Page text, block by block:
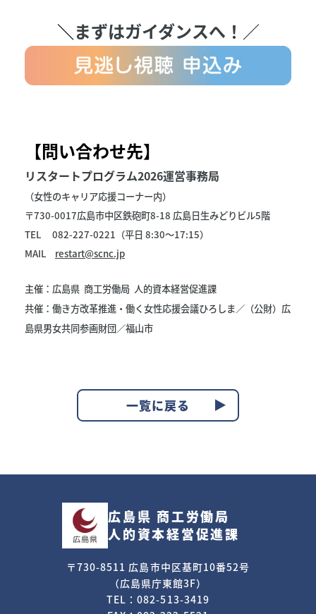
＼ まずはガイダンスへ！／
【問い合わせ先】
リスタートプログラム2026運営事務局
（女性のキャリア応援コーナー内）
〒730-0017広島市中区鉄砲町8-18 広島日生みどりビル5階
TEL 082-227-0221（平日 8:30〜17:15）
MAIL restart@scnc.jp
主催：広島県 商工労働局 人的資本経営促進課
共催：働き方改革推進・働く女性応援会議ひろしま／（公財）広
島県男女共同参画財団／福山市
一覧に戻る
広島県 商工労働局
人的資本経営促進課
〒730-8511 広島市中区基町10番52号
（広島県庁東館3F）
TEL：082-513-3419